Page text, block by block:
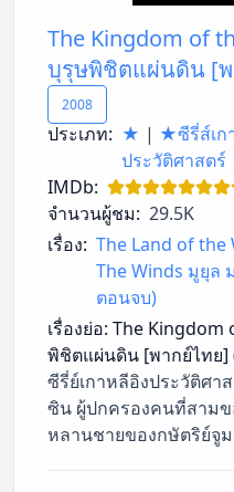
The Kingdom of
บุรุษพิชิตแผ่นดิน [พ
2008
ประเภท: ★ | ★ซีรี่ส์เก
ประวัติศาสตร์
IMDb:
จำนวนผู้ชม: 29.5K
เรื่อง: The Land of
The Winds มูยุล
ตอนจบ)
เรื่องย่อ: The Kingdom
พิชิตแผ่นดิน [พากย์ไทย]
ซีรี่ย์เกาหลีอิงประวัติศา
ซิน ผู้ปกครองคนที่สามข
หลานชายของกษัตริย์จูม